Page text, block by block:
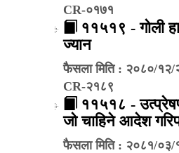
CR-०१७१
११५१९ - गोली
ज्यान
फैसला मिति : २०८०/१२/
CR-२१८९
११५१८ -
जो चाहिने आदेश
फैसला मिति : २०८१/०३/